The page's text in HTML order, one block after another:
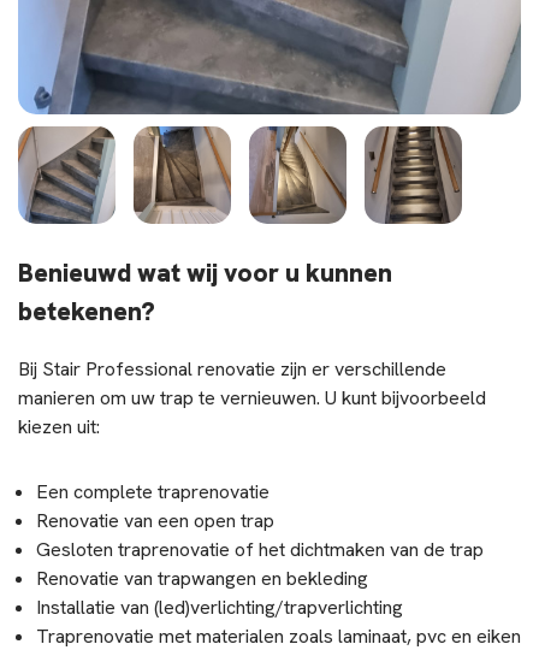
Benieuwd wat wij voor u kunnen
betekenen?
Bij Stair Professional renovatie zijn er verschillende
manieren om uw trap te vernieuwen. U kunt bijvoorbeeld
kiezen uit:
Een complete traprenovatie
Renovatie van een open trap
Gesloten traprenovatie of het dichtmaken van de trap
Renovatie van trapwangen en bekleding
Installatie van (led)verlichting/trapverlichting
Traprenovatie met materialen zoals laminaat, pvc en eiken